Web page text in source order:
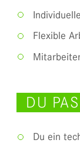
Flexible
DU
Du ein